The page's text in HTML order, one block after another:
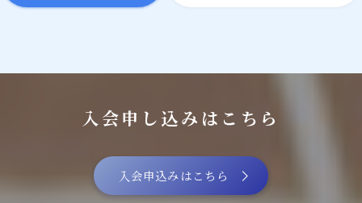
入会申し込みはこちら
入会申込みはこちら